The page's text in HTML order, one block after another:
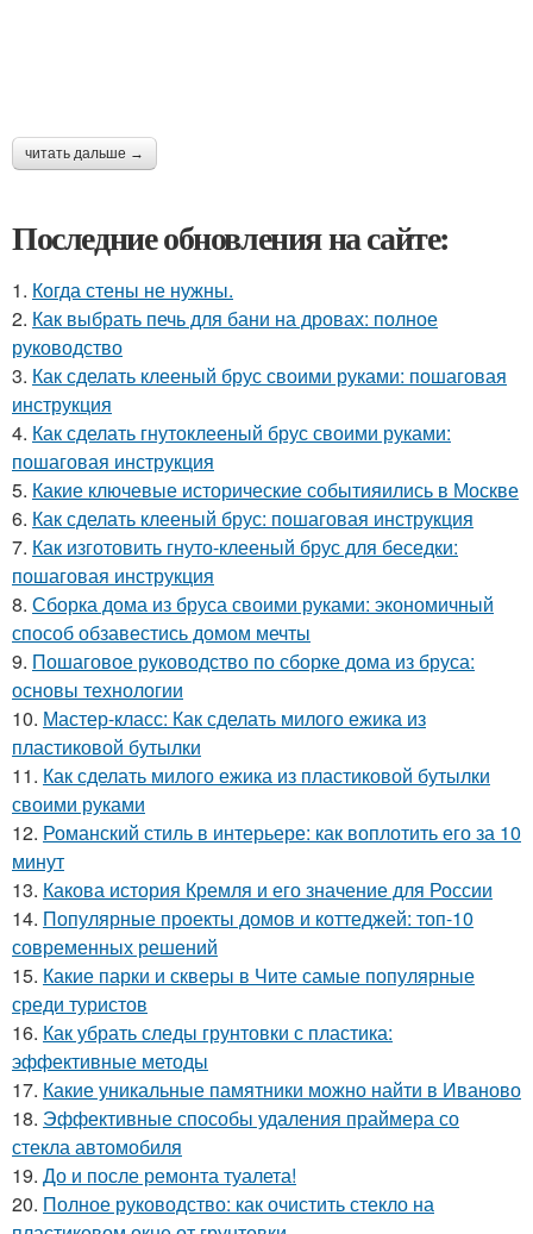
читать дальше →
Последние обновления на сайте:
1. Когда стены не нужны.
2. Как выбрать печь для бани на дровах: полное
руководство
3. Как сделать клееный брус своими руками: пошаговая
инструкция
4. Как сделать гнутоклееный брус своими руками:
пошаговая инструкция
5. Какие ключевые исторические событияились в Москве
6. Как сделать клееный брус: пошаговая инструкция
7. Как изготовить гнуто-клееный брус для беседки:
пошаговая инструкция
8. Сборка дома из бруса своими руками: экономичный
способ обзавестись домом мечты
9. Пошаговое руководство по сборке дома из бруса:
основы технологии
10. Мастер-класс: Как сделать милого ежика из
пластиковой бутылки
11. Как сделать милого ежика из пластиковой бутылки
своими руками
12. Романский стиль в интерьере: как воплотить его за 10
минут
13. Какова история Кремля и его значение для России
14. Популярные проекты домов и коттеджей: топ-10
современных решений
15. Какие парки и скверы в Чите самые популярные
среди туристов
16. Как убрать следы грунтовки с пластика:
эффективные методы
17. Какие уникальные памятники можно найти в Иваново
18. Эффективные способы удаления праймера со
стекла автомобиля
19. До и после ремонта туалета!
20. Полное руководство: как очистить стекло на